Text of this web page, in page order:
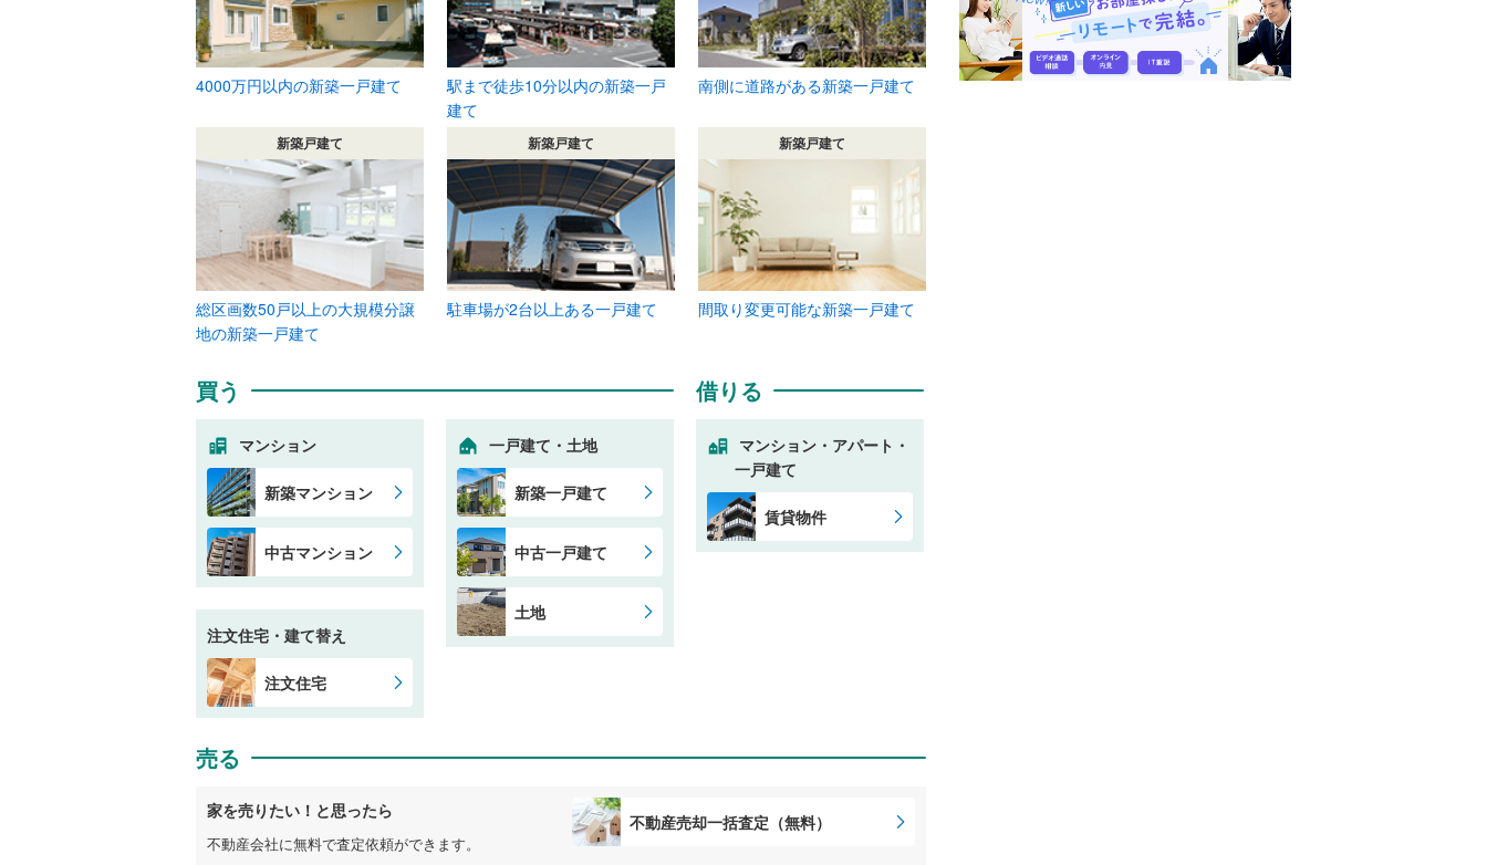
4000万円以内の新築一戸建て
駅まで徒歩10分以内の新築一戸
建て
南側に道路がある新築一戸建て
新築戸建て
総区画数50戸以上の大規模分譲
地の新築一戸建て
新築戸建て
駐車場が2台以上ある一戸建て
新築戸建て
間取り変更可能な新築一戸建て
買う
マンション
新築マンション
中古マンション
注文住宅・建て替え
注文住宅
一戸建て・土地
新築一戸建て
中古一戸建て
土地
借りる
マンション・アパート・
一戸建て
賃貸物件
売る
家を売りたい！と思ったら
不動産会社に無料で査定依頼ができます。
不動産売却一括査定（無料）